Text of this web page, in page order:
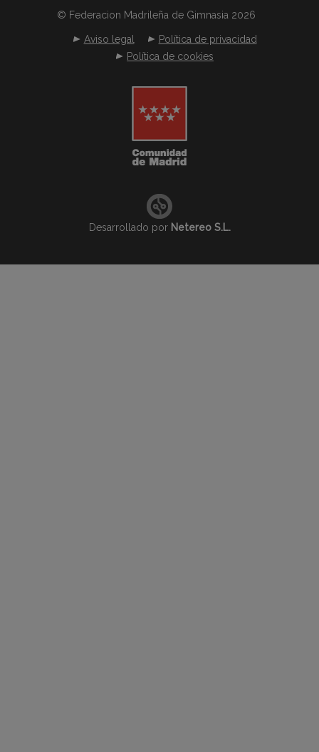
© Federacion Madrileña de Gimnasia 2026
Aviso legal
Política de privacidad
Política de cookies
Desarrollado por Netereo S.L.